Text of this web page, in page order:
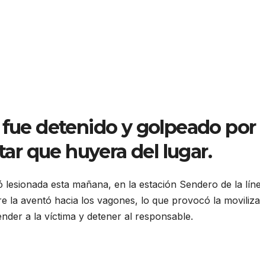
detenido y golpeado por
que huyera del lugar.
esta mañana, en la estación Sendero de la
la aventó hacia los vagones, lo que provocó la
a la víctima y detener al responsable.